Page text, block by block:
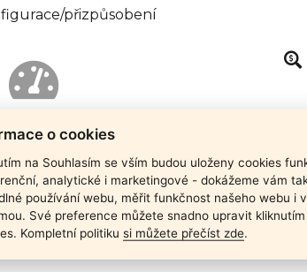
přizpůsobení
produktu
o cookies
na Souhlasím se vším budou uloženy cookies
analytické i marketingové - dokážeme vám
používání webu, měřit funkčnost našeho webu i
Své preference můžete snadno upravit
Kompletní politiku si můžete přečíst zde.